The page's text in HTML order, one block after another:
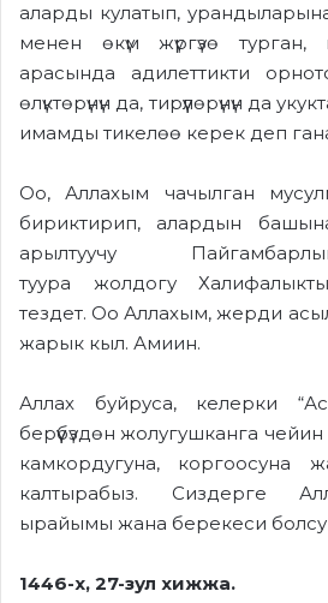
аларды кулатып,
менен өкүм жүргүзө турган,
арасында адилеттикти
өлүктөрүнүн да, тирүүлөрүнүн да
имамды тикелөө керек деп
Оо, Аллахым чачылган
бириктирип, алардын
арылтуучу
туура жолдогу Халифалык
тездет. Оо Аллахым, жерди асыл
жарык кыл. Амиин.
Аллах буйруса, келерки
берүүбүздөн жолугушканга
камкордугуна, коргоосуна
калтырабыз. Сиздерге
ырайымы жана берекеси
1446-х, 27-зул хижжа.